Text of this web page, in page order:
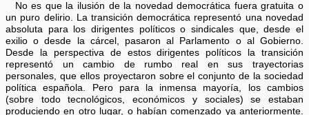
No es que la ilusión de la novedad democrática fuera gratuita o
un puro delirio. La transición democrática representó una novedad
absoluta para los dirigentes políticos o sindicales que, desde el
exilio o desde la cárcel, pasaron al Parlamento o al Gobierno.
Desde la perspectiva de estos dirigentes políticos la transición
representó un cambio de rumbo real en sus trayectorias
personales, que ellos proyectaron sobre el conjunto de la sociedad
política española. Pero para la inmensa mayoría, los cambios
(sobre todo tecnológicos, económicos y sociales) se estaban
produciendo en otro lugar, o habían comenzado ya anteriormente.